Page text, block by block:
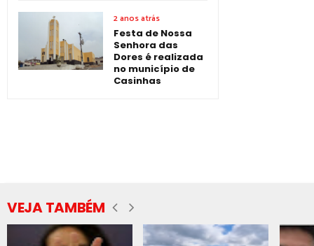
2 anos atrás
Festa de Nossa
Senhora das
Dores é realizada
no município de
Casinhas
VEJA TAMBÉM